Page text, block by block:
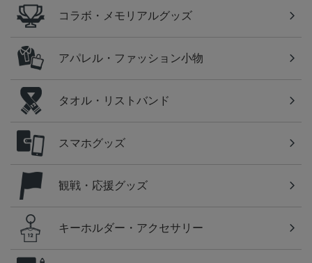
コラボ・メモリアルグッズ
アパレル・ファッション小物
タオル・リストバンド
スマホグッズ
観戦・応援グッズ
キーホルダー・アクセサリー